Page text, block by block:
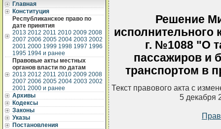
Главная
Конституция
Республиканское право по
дате принятия
2013 2012 2011 2010 2009 2008
2007 2006 2005 2004 2003 2002
2001 2000 1999 1998 1997 1996
1995 1994 и ранее
Правовые акты местных
органов власти по датам
2013 2012 2011 2010 2009 2008
2007 2006 2005 2004 2003 2002
2001 2000 и ранее
Архивы
Кодексы
Законы
Указы
Постановления
Решение
исполнительного
г. №1088 "О
пассажиров и
транспортом в
Текст правового акта с
5 декабря